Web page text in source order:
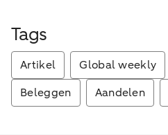
Tags
Artikel Global weekly
Beleggen
Aandelen